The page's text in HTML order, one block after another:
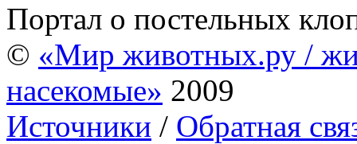
Портал о постельных
© «Мир животных.ру /
насекомые» 2009
Источники / Обратная